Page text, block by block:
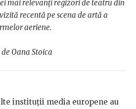
mai relevanți regizori de teatru din
recentă pe scena de artă a
aeriene.
Oana Stoica
instituții media europene au